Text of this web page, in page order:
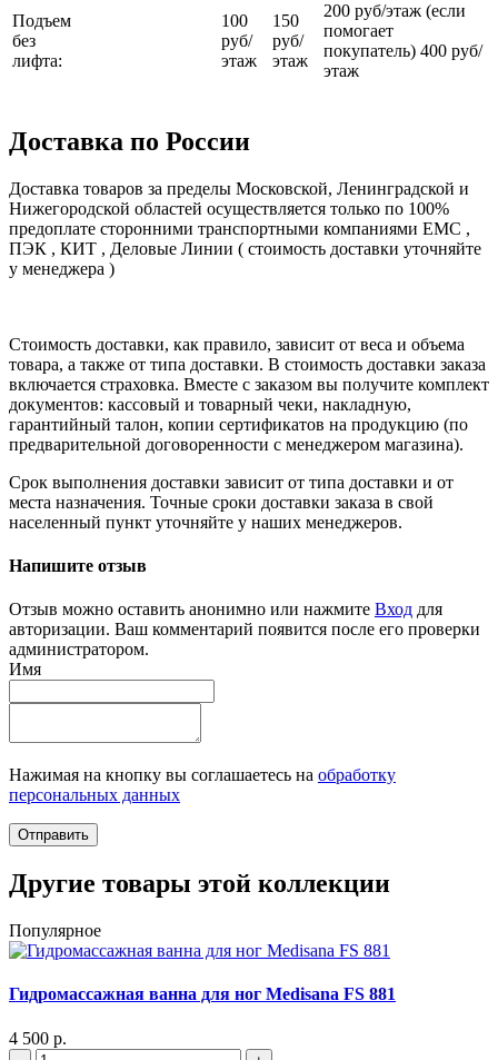
Подъем
без
лифта:
100
руб/
этаж
150
руб/
этаж
200 руб/этаж (если
помогает
покупатель) 400 руб/
этаж
Доставка по России
Доставка товаров за пределы Московской, Ленинградской и
Нижегородской областей осуществляется только по 100%
предоплате сторонними транспортными компаниями ЕМС ,
ПЭК , КИТ , Деловые Линии ( стоимость доставки уточняйте
у менеджера )
Стоимость доставки, как правило, зависит от веса и объема
товара, а также от типа доставки. В стоимость доставки заказа
включается страховка. Вместе с заказом вы получите комплект
документов: кассовый и товарный чеки, накладную,
гарантийный талон, копии сертификатов на продукцию (по
предварительной договоренности с менеджером магазина).
Срок выполнения доставки зависит от типа доставки и от
места назначения. Точные сроки доставки заказа в свой
населенный пункт уточняйте у наших менеджеров.
Напишите отзыв
Отзыв можно оставить анонимно или нажмите Вход для
авторизации. Ваш комментарий появится после его проверки
администратором.
Имя
Нажимая на кнопку вы соглашаетесь на обработку
персональных данных
Отправить
Другие товары этой коллекции
Популярное
Гидромассажная ванна для ног Medisana FS 881
4 500 р.